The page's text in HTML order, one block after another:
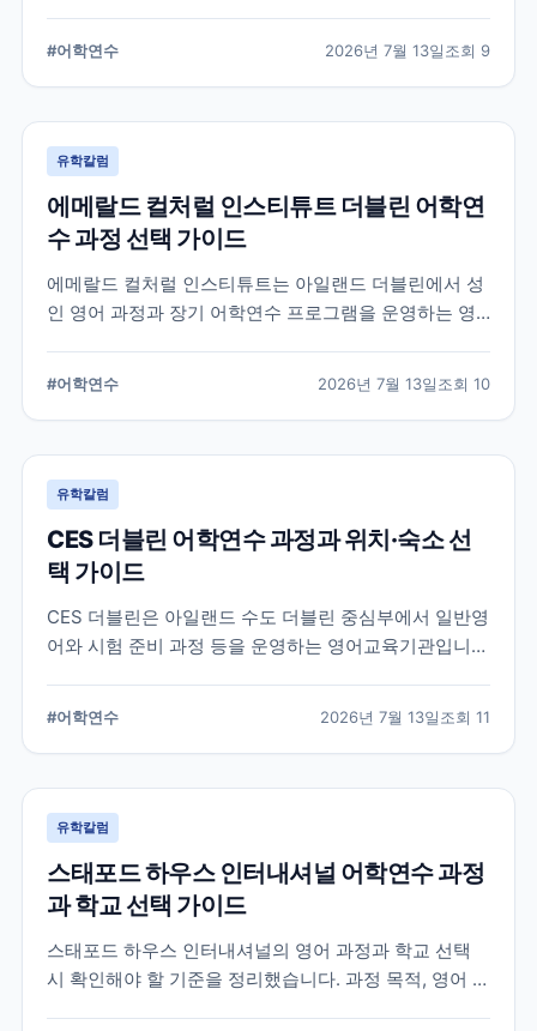
습니다.
#어학연수 2026년 7월 13일조회 9
유학칼럼
에메랄드 컬처럴 인스티튜트 더블린 어학연
수 과정 선택 가이드
에메랄드 컬처럴 인스티튜트는 아일랜드 더블린에서 성
인 영어 과정과 장기 어학연수 프로그램을 운영하는 영
기준을 정리합니다.
#어학연수 2026년 7월 13일조회 10
유학칼럼
CES 더블린 어학연수 과정과 위치·숙소 선
택 가이드
CES 더블린은 아일랜드 수도 더블린 중심부에서 일반영
어와 시험 준비 과정 등을 운영하는 영어교육기관입니
#어학연수 2026년 7월 13일조회 11
유학칼럼
스태포드 하우스 인터내셔널 어학연수 과정
과 학교 선택 가이드
스태포드 하우스 인터내셔널의 영어 과정과 학교 선택
시 확인해야 할 기준을 정리했습니다. 과정 목적, 영어 수